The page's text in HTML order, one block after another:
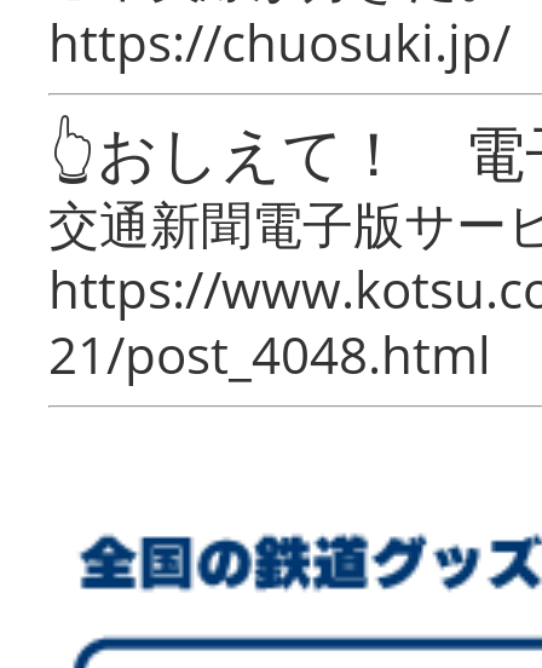
https://chuosuki.jp/
👆おしえて！ 電
交通新聞電子版サー
https://
21/post_4048.html